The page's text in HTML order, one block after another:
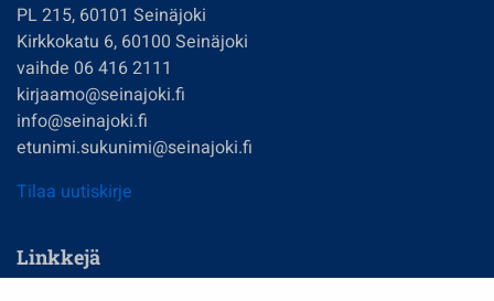
PL 215, 60101 Seinäjoki
Kirkkokatu 6, 60100 Seinäjoki
vaihde 06 416 2111
kirjaamo@seinajoki.fi
info@seinajoki.fi
etunimi.sukunimi@seinajoki.fi
Tilaa uutiskirje
Linkkejä